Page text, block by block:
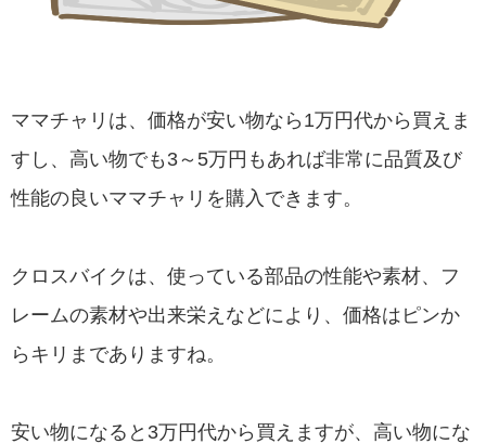
ママチャリは、価格が安い物なら1万円代から買えま
すし、高い物でも3～5万円もあれば非常に品質及び
性能の良いママチャリを購入できます。
クロスバイクは、使っている部品の性能や素材、フ
レームの素材や出来栄えなどにより、価格はピンか
らキリまでありますね。
安い物になると3万円代から買えますが、高い物にな